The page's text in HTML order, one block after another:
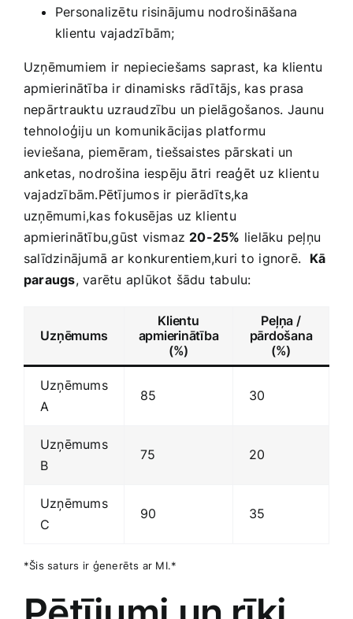
Personalizētu risinājumu nodrošināšana
klientu vajadzībām;
Uzņēmumiem ir⁢ nepieciešams saprast, ka‌ klientu
apmierinātība ‌ir dinamisks⁣ rādītājs, kas‍ prasa
nepārtrauktu uzraudzību un‌ pielāgošanos. Jaunu
⁣tehnoloģiju ‌un komunikācijas platformu‌
ieviešana, piemēram,‌ tiešsaistes pārskati un
anketas, nodrošina iespēju ātri reaģēt ​uz klientu
vajadzībām.Pētījumos ir pierādīts,ka⁣
uzņēmumi,kas fokusējas uz klientu
apmierinātību,gūst ‍vismaz20-25% lielāku peļņu
salīdzinājumā ‍ar konkurentiem,kuri to⁤ ignorē. ⁣ Kā
paraugs, varētu aplūkot šādu tabulu:
Uzņēmums
Klientu
apmierinātība
(%)
Peļņa /
pārdošana
(%)
Uzņēmums
A
85 30
Uzņēmums
B
75 20
Uzņēmums
C
90 35
*Šis saturs ir ģenerēts ar MI.*